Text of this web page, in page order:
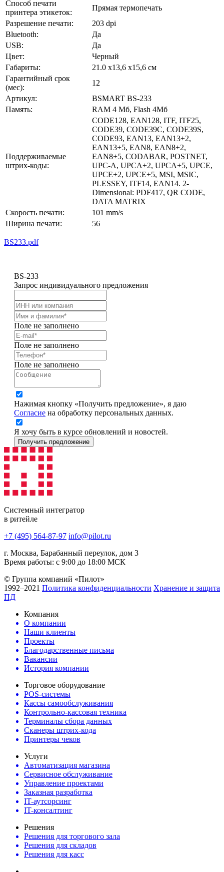
Способ печати
принтера этикеток:
Прямая термопечать
Разрешение печати:
203 dpi
Bluetooth:
Да
USB:
Да
Цвет:
Черный
Габариты:
21.0 х13,6 х15,6 см
Гарантийный срок
(мес):
12
Артикул:
BSMART BS-233
Память:
RAM 4 Мб, Flash 4Мб
Поддерживаемые
штрих-коды:
CODE128, EAN128, ITF, ITF25,
CODE39, CODE39C, CODE39S,
CODE93, EAN13, EAN13+2,
EAN13+5, EAN8, EAN8+2,
EAN8+5, CODABAR, POSTNET,
UPC-A, UPCA+2, UPCA+5, UPCE,
UPCE+2, UPCE+5, MSI, MSIC,
PLESSEY, ITF14, EAN14. 2-
Dimensional: PDF417, QR CODE,
DATA MATRIX
Скорость печати:
101 mm/s
Ширина печати:
56
BS233.pdf
BS-233
Запрос индивидуального предложения
Поле не заполнено
Поле не заполнено
Поле не заполнено
Нажимая кнопку «Получить предложение», я даю
Согласие на обработку персональных данных.
Я хочу быть в курсе обновлений и новостей.
Получить предложение
Системный интегратор
в ритейле
+7 (495) 564-87-97 info@pilot.ru
г. Москва, Барабанный переулок, дом 3
Время работы: с 9:00 до 18:00 МСК
© Группа компаний «Пилот»
1992–2021 Политика конфиденциальности Хранение и защита
ПД
Компания
О компании
Наши клиенты
Проекты
Благодарственные письма
Вакансии
История компании
Торговое оборудование
POS-системы
Кассы самообслуживания
Контрольно-кассовая техника
Терминалы сбора данных
Сканеры штрих-кода
Принтеры чеков
Услуги
Автоматизация магазина
Сервисное обслуживание
Управление проектами
Заказная разработка
IT-аутсорсинг
IT-консалтинг
Решения
Решения для торгового зала
Решения для складов
Решения для касс